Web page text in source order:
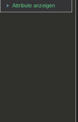
Attribute anzeigen